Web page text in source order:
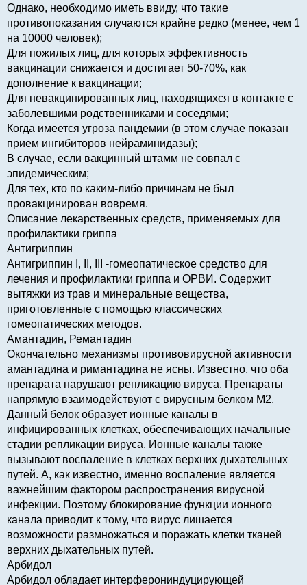
Однако, необходимо иметь ввиду, что такие
противопоказания случаются крайне редко (менее, чем 1
на 10000 человек);
Для пожилых лиц, для которых эффективность
вакцинации снижается и достигает 50-70%, как
дополнение к вакцинации;
Для невакцинированных лиц, находящихся в контакте с
заболевшими родственниками и соседями;
Когда имеется угроза пандемии (в этом случае показан
прием ингибиторов нейраминидазы);
В случае, если вакцинный штамм не совпал с
эпидемическим;
Для тех, кто по каким-либо причинам не был
провакцинирован вовремя.
Описание лекарственных средств, применяемых для
профилактики гриппа
Антигриппин
Антигриппин I, II, III -гомеопатическое средство для
лечения и профилактики гриппа и ОРВИ. Содержит
вытяжки из трав и минеральные вещества,
приготовленные с помощью классических
гомеопатических методов.
Амантадин, Ремантадин
Окончательно механизмы противовирусной активности
амантадина и римантадина не ясны. Известно, что оба
препарата нарушают репликацию вируса. Препараты
напрямую взаимодействуют с вирусным белком М2.
Данный белок образует ионные каналы в
инфицированных клетках, обеспечивающих начальные
стадии репликации вируса. Ионные каналы также
вызывают воспаление в клетках верхних дыхательных
путей. А, как известно, именно воспаление является
важнейшим фактором распространения вирусной
инфекции. Поэтому блокирование функции ионного
канала приводит к тому, что вирус лишается
возможности размножаться и поражать клетки тканей
верхних дыхательных путей.
Арбидол
Арбидол обладает интерферониндуцирующей